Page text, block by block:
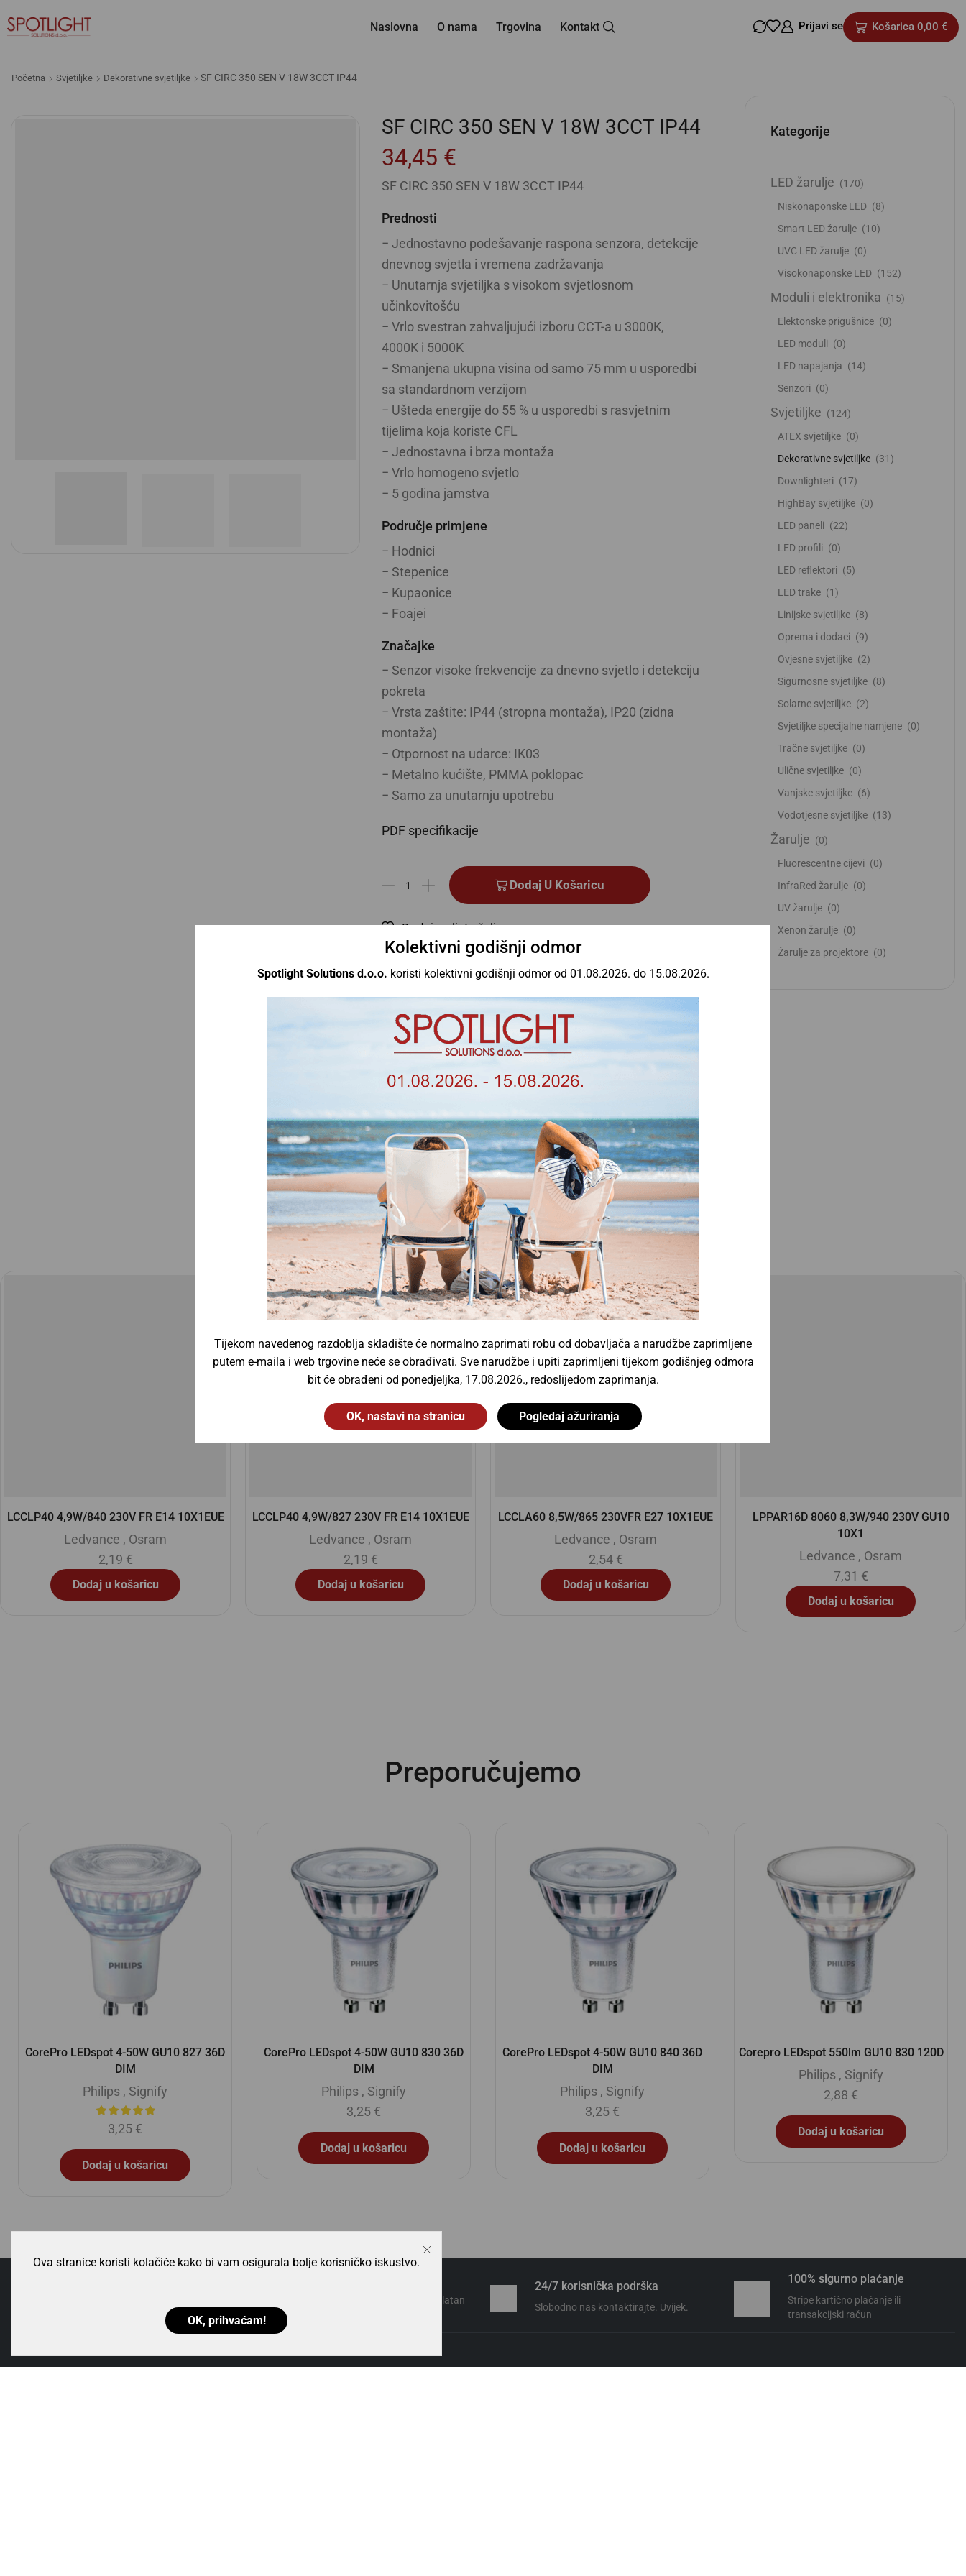
Kolektivni godišnji odmor
Spotlight Solutions d.o.o. koristi kolektivni godišnji odmor od 01.08.2026. do 15.08.2026.
Tijekom navedenog razdoblja skladište će normalno zaprimati robu od dobavljača a narudžbe zaprimljene
putem e-maila i web trgovine neće se obrađivati. Sve narudžbe i upiti zaprimljeni tijekom godišnjeg odmora
bit će obrađeni od ponedjeljka, 17.08.2026., redoslijedom zaprimanja.
OK, nastavi na stranicu Pogledaj ažuriranja
Naslovna O nama Trgovina Kontakt Prijavi se Košarica0,00€
Početna Svjetiljke Dekorativne svjetiljke SF CIRC 350 SEN V 18W 3CCT IP44
SF CIRC 350 SEN V 18W 3CCT IP44
34,45 €
SF CIRC 350 SEN V 18W 3CCT IP44
Prednosti
− Jednostavno podešavanje raspona senzora, detekcije
dnevnog svjetla i vremena zadržavanja
− Unutarnja svjetiljka s visokom svjetlosnom
učinkovitošću
− Vrlo svestran zahvaljujući izboru CCT-a u 3000K,
4000K i 5000K
− Smanjena ukupna visina od samo 75 mm u usporedbi
sa standardnom verzijom
− Ušteda energije do 55 % u usporedbi s rasvjetnim
tijelima koja koriste CFL
− Jednostavna i brza montaža
− Vrlo homogeno svjetlo
− 5 godina jamstva
Područje primjene
− Hodnici
− Stepenice
− Kupaonice
− Foajei
Značajke
− Senzor visoke frekvencije za dnevno svjetlo i detekciju
pokreta
− Vrsta zaštite: IP44 (stropna montaža), IP20 (zidna
montaža)
− Otpornost na udarce: IK03
− Metalno kućište, PMMA poklopac
− Samo za unutarnju upotrebu
PDF specifikacije
Dodaj U Košaricu
Dodaj na listu želja
Dodaj za usporedbu
SKUOS042096
Bar kod
4099854042096
Oznake
dekorativna ,
svjetiljka
Kategorije
LED žarulje (170)
Niskonaponske LED (8)
Smart LED žarulje (10)
UVC LED žarulje (0)
Visokonaponske LED (152)
Moduli i elektronika (15)
Elektonske prigušnice (0)
LED moduli (0)
LED napajanja (14)
Senzori (0)
Svjetiljke (124)
ATEX svjetiljke (0)
Dekorativne svjetiljke (31)
Downlighteri (17)
HighBay svjetiljke (0)
LED paneli (22)
LED profili (0)
LED reflektori (5)
LED trake (1)
Linijske svjetiljke (8)
Oprema i dodaci (9)
Ovjesne svjetiljke (2)
Sigurnosne svjetiljke (8)
Solarne svjetiljke (2)
Svjetiljke specijalne namjene (0)
Tračne svjetiljke (0)
Ulične svjetiljke (0)
Vanjske svjetiljke (6)
Vodotjesne svjetiljke (13)
Žarulje (0)
Fluorescentne cijevi (0)
InfraRed žarulje (0)
UV žarulje (0)
Xenon žarulje (0)
Žarulje za projektore (0)
Slični proizvodi
LCCLP40 4,9W/827 230V FR E14 10X1EUE
Ledvance , Osram
2,19 €
Dodaj u košaricu
LCCLA60 8,5W/865 230VFR E27 10X1EUE
Ledvance , Osram
2,54 €
Dodaj u košaricu
LPPAR16D 8060 8,3W/940 230V GU10
10X1
Ledvance,Osram
7,31
€
Dodaj u košaricu
CorePro LEDspot 4-50W GU10 840 36D
DIM
Philips,Signify
3,25 €
Dodaj u košaricu
Preporučujemo
CorePro LEDspot 4-50W GU10 827 36D
DIM
Philips , Signify
3,25 €
Dodaj u košaricu
CorePro LEDspot 4-50W GU10 830 36D
DIM
Philips , Signify
3,25 €
Dodaj u košaricu
CorePro LEDspot 4-50W GU10 840 36D
DIM
Philips , Signify
3,25 €
Dodaj u košaricu
Corepro LEDspot 550lm GU10 830 120D
Philips , Signify
2,88 €
Dodaj u košaricu
Ova stranice koristi kolačiće kako bi vam osigurala bolje korisničko iskustvo.
OK, prihvaćam!
Za narudžbe već od 40 €
Nema problema. 14 dana besplatan
24/7 korisnička podrška
Slobodno nas kontaktirajte. Uvijek.
100% sigurno plaćanje
Stripe kartično plaćanje ili
transakcijski račun